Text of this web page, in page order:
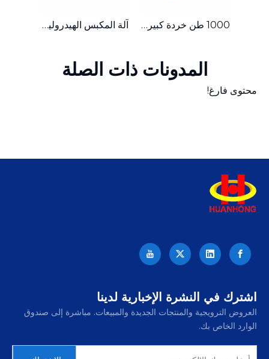
آلة المكبس الهيدروليكي لإعادة تدوير الخردة المعدنية الثقيلة Y81K-1000 1000 طن خردة كبيرة من المعدن الهيدروليكي آلة ضغط بالات الفولاذ
المدونات ذات الصلة
محتوى فارغ!
اشترك في النشرة الإخبارية لدينا
العروض الترويجية والمنتجات الجديدة والمبيعات. مباشرة إلى صندوق
الوارد الخاص بك.